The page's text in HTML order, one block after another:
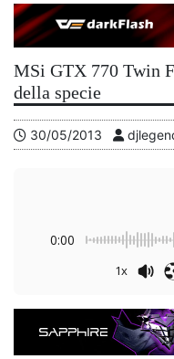
MSi GTX 770 Twin
della specie
30/05/2013
0:00
1x